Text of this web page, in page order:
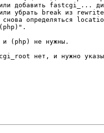
добавить fastcgi_...
убрать break из
определяться
и (php) не нужны.
нет, и нужно